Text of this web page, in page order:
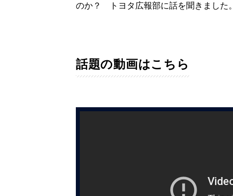
のか？ トヨタ広報部に話を聞きました。
話題の動画はこちら